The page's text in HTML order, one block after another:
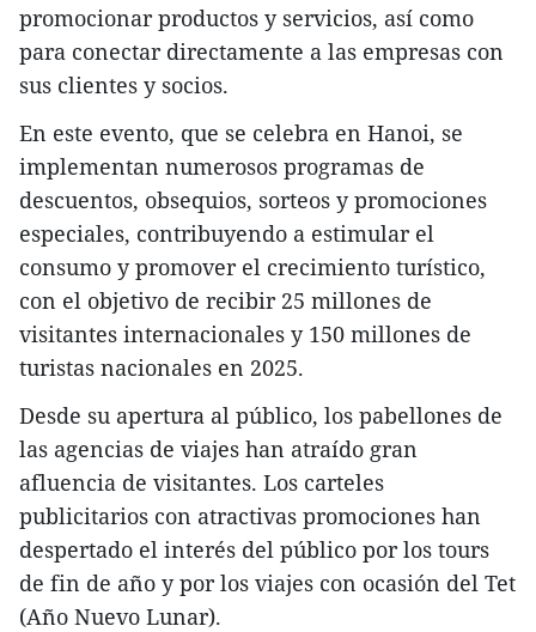
promocionar productos y servicios, así como
para conectar directamente a las empresas con
sus clientes y socios.
En este evento, que se celebra en Hanoi, se
implementan numerosos programas de
descuentos, obsequios, sorteos y promociones
especiales, contribuyendo a estimular el
consumo y promover el crecimiento turístico,
con el objetivo de recibir 25 millones de
visitantes internacionales y 150 millones de
turistas nacionales en 2025.
Desde su apertura al público, los pabellones de
las agencias de viajes han atraído gran
afluencia de visitantes. Los carteles
publicitarios con atractivas promociones han
despertado el interés del público por los tours
de fin de año y por los viajes con ocasión del Tet
(Año Nuevo Lunar).